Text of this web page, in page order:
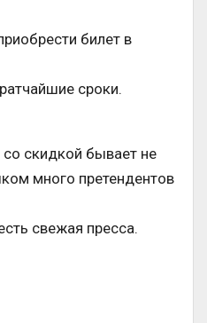
билет в
сроки.
скидкой бывает не
много претендентов
свежая пресса.